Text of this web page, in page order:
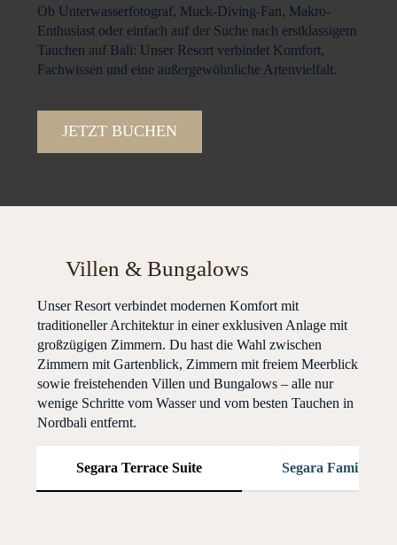
Ob Unterwasserfotograf, Muck-Diving-Fan, Makro-
Enthusiast oder einfach auf der Suche nach erstklassigem
Tauchen auf Bali: Unser Resort verbindet Komfort,
Fachwissen und eine außergewöhnliche Artenvielfalt.
JETZT BUCHEN
Villen & Bungalows
Unser Resort verbindet modernen Komfort mit
traditioneller Architektur in einer exklusiven Anlage mit
großzügigen Zimmern. Du hast die Wahl zwischen
Zimmern mit Gartenblick, Zimmern mit freiem Meerblick
sowie freistehenden Villen und Bungalows – alle nur
wenige Schritte vom Wasser und vom besten Tauchen in
Nordbali entfernt.
Segara Terrace Suite Segara Family